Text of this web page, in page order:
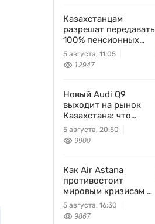
Казахстанцам
разрешат передавать
100% пенсионных
накоплений
5 августа, 11:05
12947
Новый Audi Q9
выходит на рынок
Казахстана: что
известно
5 августа, 20:50
9900
Как Air Astana
противостоит
мировым кризисам в
авиации
5 августа, 16:30
9867